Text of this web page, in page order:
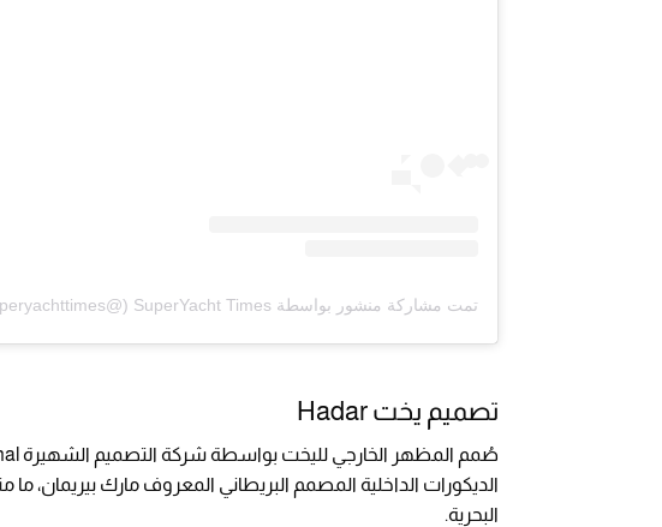
تمت مشاركة منشور بواسطة ‏‎SuperYacht Times‎‏ (@‏‎superyachttimes‎‏)
تصميم يخت Hadar
الديكورات الداخلية المصمم البريطاني المعروف مارك بيريمان، ما
البحرية.